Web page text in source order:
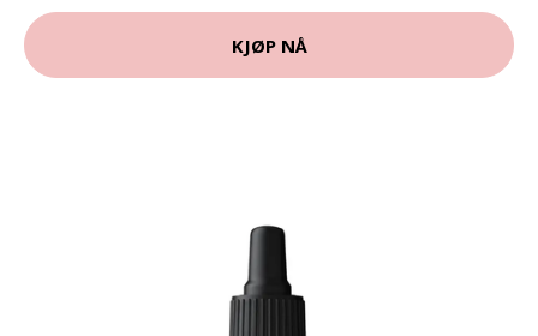
KJØP NÅ